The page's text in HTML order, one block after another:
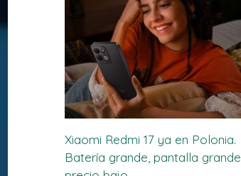
Xiaomi Redmi 17 ya en Polonia.
Batería grande, pantalla grande,